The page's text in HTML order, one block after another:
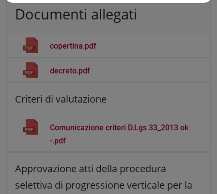
Documenti allegati
copertina.pdf
decreto.pdf
Criteri di valutazione
Comunicazione criteri D.Lgs 33_2013 ok
-.pdf
Approvazione atti della procedura
selettiva di progressione verticale per la